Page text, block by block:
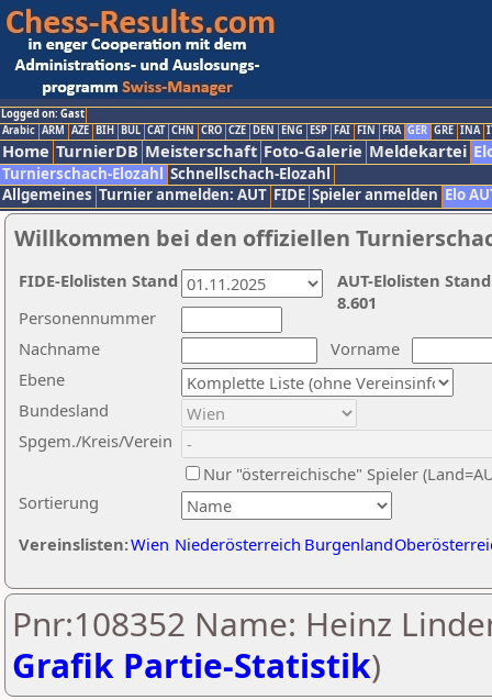
Logged on: Gast
Arabic ARM AZE BIH BUL CAT CHN CRO CZE DEN ENG ESP FAI FIN FRA GER GRE INA
Home TurnierDB Meisterschaft Foto-Galerie Meldekartei
Turnierschach-Elozahl Schnellschach-Elozahl
Allgemeines Turnier anmelden: AUT FIDE Spieler anmelden Elo
Willkommen bei den offiziellen
Nachname
Vorname
Ebene
Sortierung
Personennummer
Bundesland
Spgem./Kreis/Verein
Nur "österreichische" Spieler
Vereinslisten:Wien Niederösterreich Burgenland
AUT-Elolisten
8.601
FIDE-Elolisten Stand
Pnr:108352 Name: Heinz
Grafik Partie-Statistik)